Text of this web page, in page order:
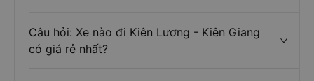
Câu hỏi: Xe nào đi Kiên Lương - Kiên Giang
có giá rẻ nhất?